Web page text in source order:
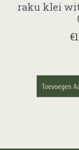
raku klei wit
€
Toevoegen